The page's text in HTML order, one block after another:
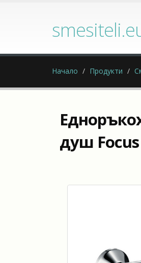
Начало Продукти
душ Focus